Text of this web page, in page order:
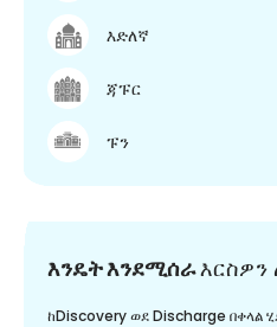
እድለኛ
ጃፑር
ፑን
እንዴት እንደሚሰራ
ከDiscovery ወደ Discharge በቀላል